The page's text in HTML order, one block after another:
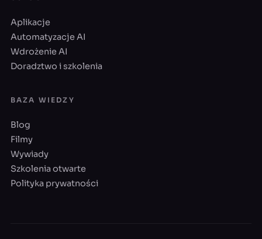
Aplikacje
Automatyzacje AI
Wdrożenie AI
Doradztwo i szkolenia
BAZA WIEDZY
Blog
Filmy
Wywiady
Szkolenia otwarte
Polityka prywatności